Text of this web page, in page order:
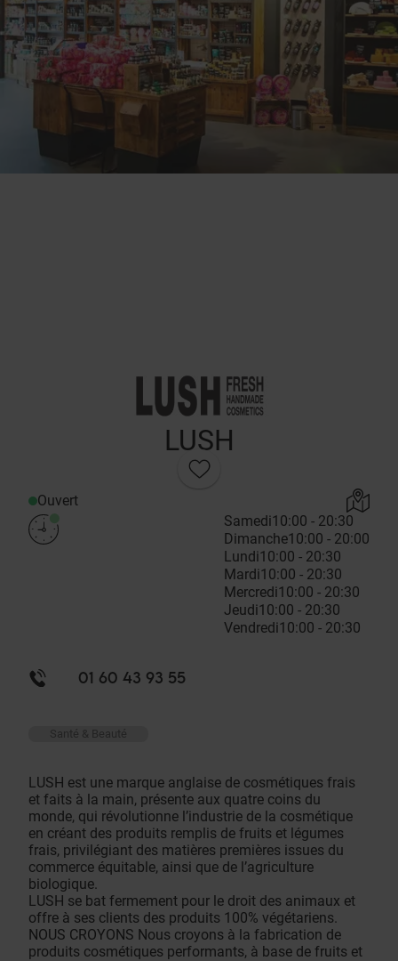
LUSH
Ouvert
Samedi10:00 - 20:30
Dimanche10:00 - 20:00
Lundi10:00 - 20:30
Mardi10:00 - 20:30
Mercredi10:00 - 20:30
Jeudi10:00 - 20:30
Vendredi10:00 - 20:30
01 60 43 93 55
Santé & Beauté
LUSH est une marque anglaise de cosmétiques frais
et faits à la main, présente aux quatre coins du
monde, qui révolutionne l’industrie de la cosmétique
en créant des produits remplis de fruits et légumes
frais, privilégiant des matières premières issues du
commerce équitable, ainsi que de l’agriculture
biologique.
LUSH se bat fermement pour le droit des animaux et
offre à ses clients des produits 100% végétariens.
NOUS CROYONS Nous croyons à la fabrication de
produits cosmétiques performants, à base de fruits et